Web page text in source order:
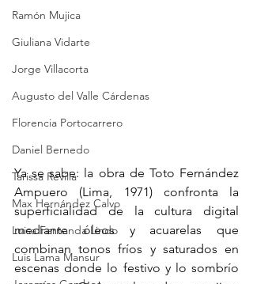
Ramón Mujica
Giuliana Vidarte
Jorge Villacorta
Augusto del Valle Cárdenas
Florencia Portocarrero
Daniel Bernedo
Tarissa Revilla
Max Hernández Calvo
Luisa Fernanda Lindo
Luis Lama Mansur
Ya se sabe: la obra de Toto Fernández
Ampuero (Lima, 1971) confronta la
superficialidad de la cultura digital
mediante óleos y acuarelas que
combinan tonos fríos y saturados en
escenas donde lo festivo y lo sombrío